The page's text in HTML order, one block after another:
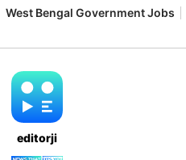
West Bengal Government Jobs
editorji